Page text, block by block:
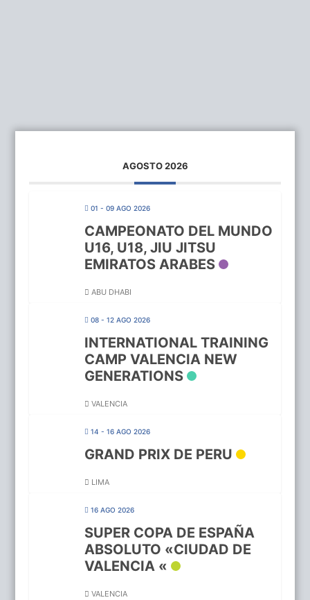
AGOSTO 2026
01 - 09 AGO 2026
CAMPEONATO DEL MUNDO
U16, U18, JIU JITSU
EMIRATOS ARABES
ABU DHABI
08 - 12 AGO 2026
INTERNATIONAL TRAINING
CAMP VALENCIA NEW
GENERATIONS
VALENCIA
14 - 16 AGO 2026
GRAND PRIX DE PERU
LIMA
16 AGO 2026
SUPER COPA DE ESPAÑA
ABSOLUTO «CIUDAD DE
VALENCIA «
VALENCIA